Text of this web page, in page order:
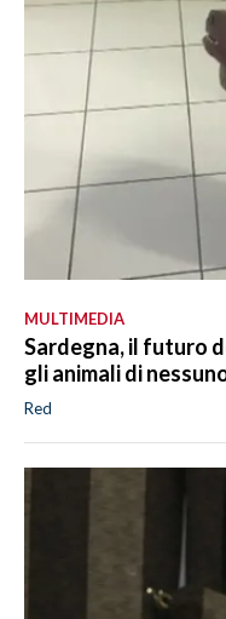
MULTIMEDIA
Sardegna, il futuro
gli animali di
Red